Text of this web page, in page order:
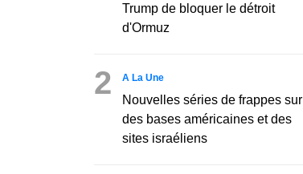
Trump de bloquer le détroit
d'Ormuz
2 A La Une
Nouvelles séries de frappes sur
des bases américaines et des
sites israéliens